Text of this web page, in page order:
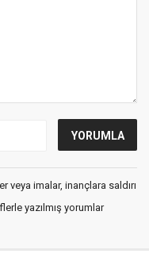
veya imalar, inançlara saldırı
yazılmış yorumlar